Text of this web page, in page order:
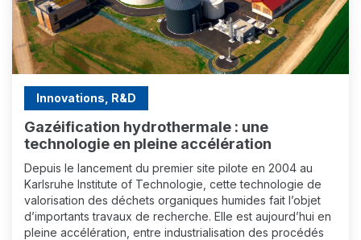
Innovations, R&D
Gazéification hydrothermale : une
technologie en pleine accélération
Depuis le lancement du premier site pilote en 2004 au
Karlsruhe Institute of Technologie, cette technologie de
valorisation des déchets organiques humides fait l’objet
d’importants travaux de recherche. Elle est aujourd’hui en
pleine accélération, entre industrialisation des procédés